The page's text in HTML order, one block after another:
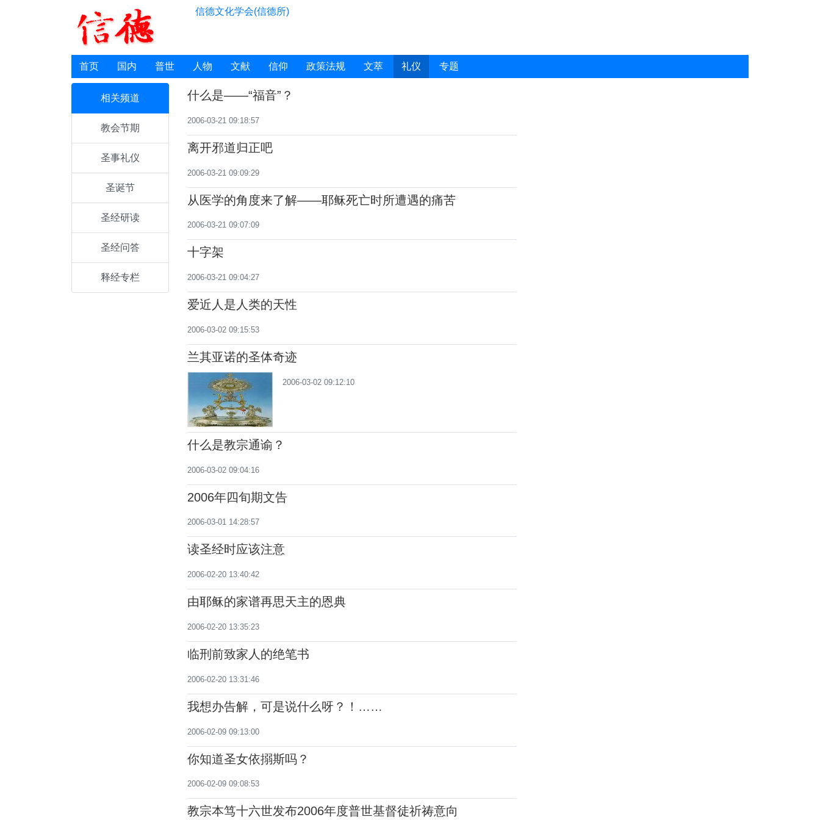
信德文化学会(信德所)
首页 国内 普世 人物 文献 信仰 政策法规 文萃 礼仪 专题
相关频道
教会节期
圣事礼仪
圣诞节
圣经研读
圣经问答
释经专栏
什么是——“福音”？
2006-03-21 09:18:57
离开邪道归正吧
2006-03-21 09:09:29
从医学的角度来了解——耶稣死亡时所遭遇的痛苦
2006-03-21 09:07:09
十字架
2006-03-21 09:04:27
爱近人是人类的天性
2006-03-02 09:15:53
兰其亚诺的圣体奇迹
2006-03-02 09:12:10
什么是教宗通谕？
2006-03-02 09:04:16
2006年四旬期文告
2006-03-01 14:28:57
读圣经时应该注意
2006-02-20 13:40:42
由耶稣的家谱再思天主的恩典
2006-02-20 13:35:23
临刑前致家人的绝笔书
2006-02-20 13:31:46
我想办告解，可是说什么呀？！……
2006-02-09 09:13:00
你知道圣女依搦斯吗？
2006-02-09 09:08:53
教宗本笃十六世发布2006年度普世基督徒祈祷意向